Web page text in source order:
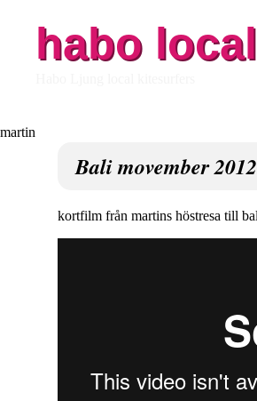
habo
Bali movember 2012
kortfilm från martins höstresa till